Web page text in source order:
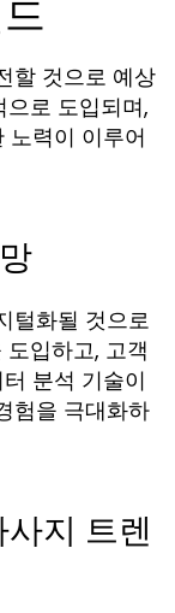
할 것으로 예상
로 도입되며,
노력이 이루어
털화될 것으로
입하고, 고객
분석 기술이
험을 극대화하
지 트렌